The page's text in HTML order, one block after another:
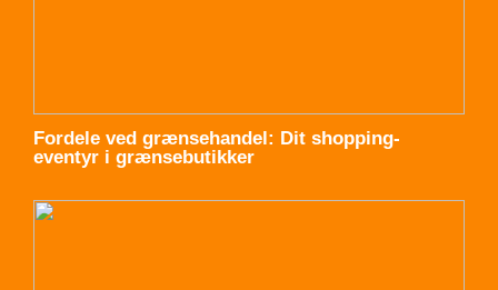
Fordele ved grænsehandel: Dit shopping-
eventyr i grænsebutikker